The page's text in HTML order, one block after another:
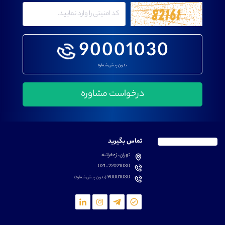
90001030
بدون پیش شماره
تماس بگیرید
تهران، زعفرانیه
021-22021030
90001030(بدون پیش شماره)